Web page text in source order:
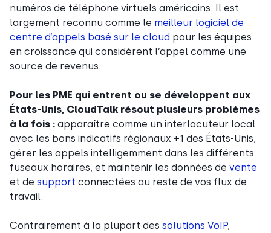
numéros de téléphone virtuels américains. Il est
largement reconnu comme le meilleur logiciel de
centre d’appels basé sur le cloud pour les équipes
en croissance qui considèrent l’appel comme une
source de revenus.
Pour les PME qui entrent ou se développent aux
États-Unis, CloudTalk résout plusieurs problèmes
à la fois : apparaître comme un interlocuteur local
avec les bons indicatifs régionaux +1 des États-Unis,
gérer les appels intelligemment dans les différents
fuseaux horaires, et maintenir les données de vente
et de support connectées au reste de vos flux de
travail.
Contrairement à la plupart des solutions VoIP,